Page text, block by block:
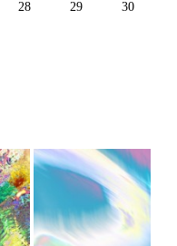
28 29
30